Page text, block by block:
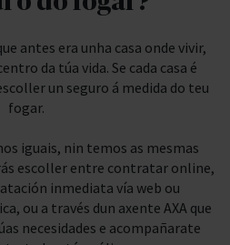
antes era unha casa onde vivir,
da túa vida. Se cada casa é
un seguro á medida do teu
fogar.
iguais, nin temos as mesmas
escoller entre contratar online,
inmediata vía web ou
ou a través dun axente AXA que
necesidades e acompañarate